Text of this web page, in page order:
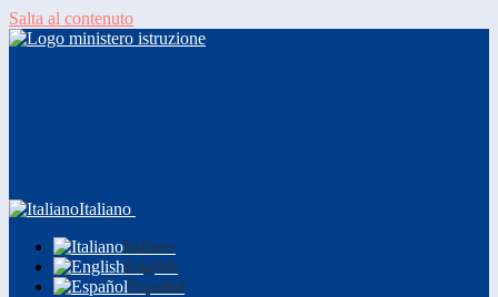
Salta al contenuto
Italiano
Italiano
English
Español